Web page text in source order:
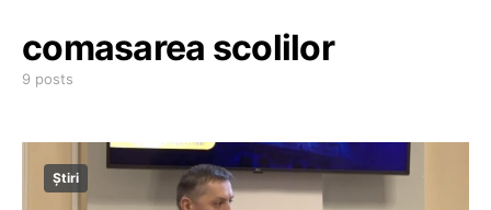
comasarea scolilor
9 posts
Știri